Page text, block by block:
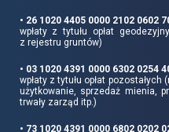
• 26 1020 4405 0000 2102 0602
wpłaty z tytułu opłat
z rejestru gruntów)
• 03 1020 4391 0000 6302 0254
wpłaty z tytułu opłat
użytkowanie, sprzedaż mienia,
trwały zarząd itp.)
• 73 1020 4391 0000 6802 0202